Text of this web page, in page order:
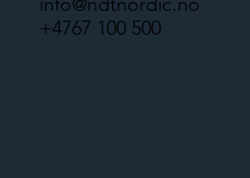
+4767 100 500